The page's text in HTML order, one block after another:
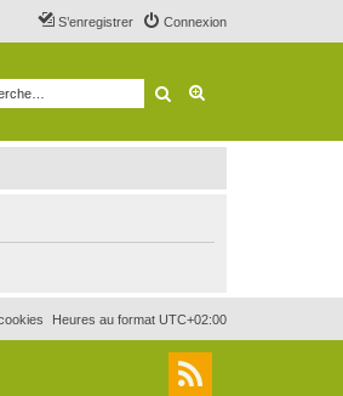
Connexion
S’enregistrer
Rechercher
Heures au format UTC+02:00